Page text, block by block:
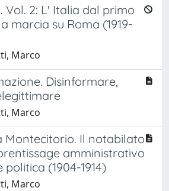
Vol. 2: L' Italia dal primo
marcia su Roma (1919-
Marco
Disinformare,
Marco
Montecitorio. Il notabilato
amministrativo
(1904-1914)
Marco